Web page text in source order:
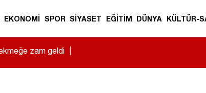
EKONOMİ SPOR SİYASET EĞİTİM DÜNYA KÜLTÜR-
zam geldi